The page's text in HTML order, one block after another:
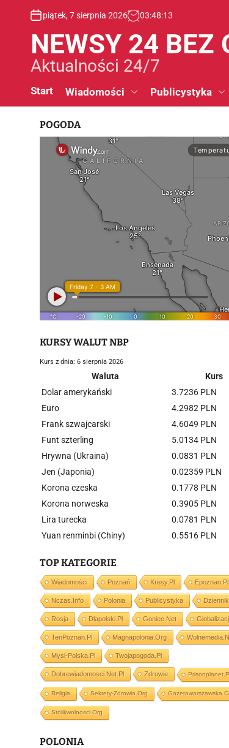
piątek, 7 sierpnia 2026 03:48:14
NEWSY 24 BEZ
Aktualności 24/7
Start Wiadomości Publicystyka
POGODA
KURSY WALUT NBP
Kurs z dnia: 6 sierpnia 2026
Waluta
Kurs
Dolar amerykański
3.7236 PLN
Euro
4.2982 PLN
Frank szwajcarski
4.6049 PLN
Funt szterling
5.0134 PLN
Hrywna (Ukraina)
0.0831 PLN
Jen (Japonia)
0.02359 PLN
Korona czeska
0.1778 PLN
Korona norweska
0.3905 PLN
Lira turecka
0.0781 PLN
Yuan renminbi (Chiny)
0.5516 PLN
TOP KATEGORIE
Wiadomości Poznań Kresy.pl Epoznan.pl
Nczas.info Polonia Publicystyka
Rosja Dlapolski.pl Goniec.net
TenPoznan.pl Magnapolonia.org
Mysl-Polska.pl Twojapogoda.pl
Dobrewiadomosci.net.pl Zdrowie
Religia Sekrety-Zdrowia.org
Stolikwolnosci.org
POLONIA